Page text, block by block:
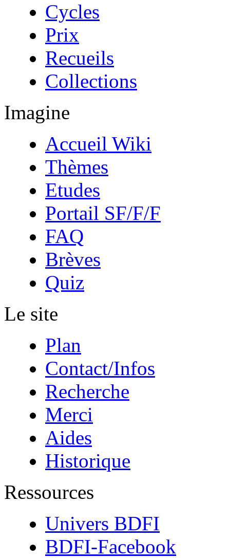
Cycles
Prix
Recueils
Collections
Imagine
Accueil Wiki
Thèmes
Etudes
Portail SF/F/F
FAQ
Brèves
Quiz
Le site
Plan
Contact/Infos
Recherche
Merci
Aides
Historique
Ressources
Univers BDFI
BDFI-Facebook